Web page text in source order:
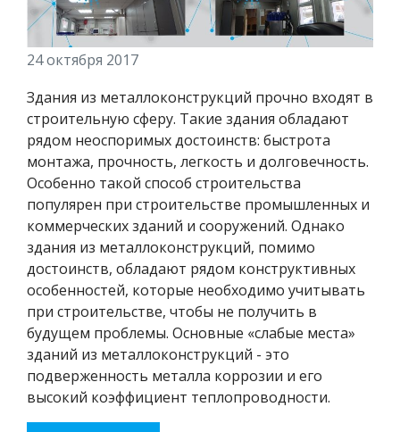
24 октября 2017
Здания из металлоконструкций прочно входят в
строительную сферу. Такие здания обладают
рядом неоспоримых достоинств: быстрота
монтажа, прочность, легкость и долговечность.
Особенно такой способ строительства
популярен при строительстве промышленных и
коммерческих зданий и сооружений. Однако
здания из металлоконструкций, помимо
достоинств, обладают рядом конструктивных
особенностей, которые необходимо учитывать
при строительстве, чтобы не получить в
будущем проблемы. Основные «слабые места»
зданий из металлоконструкций - это
подверженность металла коррозии и его
высокий коэффициент теплопроводности.